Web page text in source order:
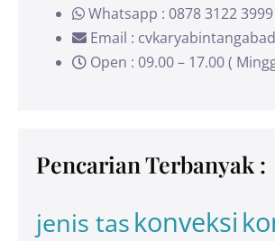
Whatsapp : 0878 3122 3999
Email :
Open : 09.00 – 17.00 (
Pencarian Terbanyak :
jenis taskonveksi